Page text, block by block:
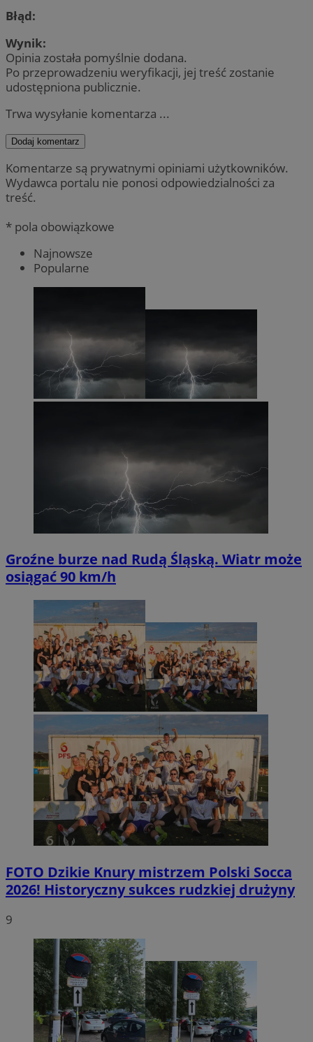
Błąd:
Wynik:
Opinia została pomyślnie dodana.
Po przeprowadzeniu weryfikacji, jej treść zostanie
udostępniona publicznie.
Trwa wysyłanie komentarza ...
Dodaj komentarz
Komentarze są prywatnymi opiniami użytkowników.
Wydawca portalu nie ponosi odpowiedzialności za
treść.
* pola obowiązkowe
Najnowsze
Popularne
Groźne burze nad Rudą Śląską. Wiatr może
osiągać 90 km/h
FOTO Dzikie Knury mistrzem Polski Socca
2026! Historyczny sukces rudzkiej drużyny
9